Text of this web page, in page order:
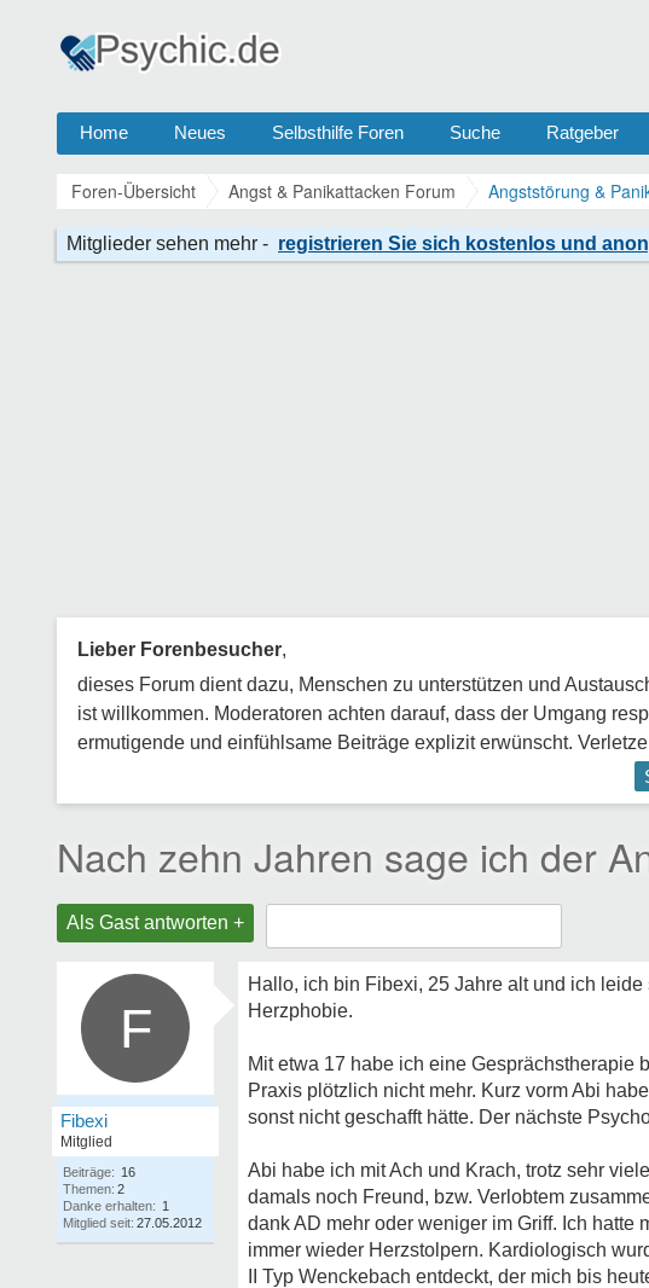
Home Neues Selbsthilfe Foren Suche Ratgeber
Foren-Übersicht Angst & Panikattacken Forum Angststörung &
Lieber Forenbesucher,
dieses Forum dient dazu, Menschen zu unterstützen und
ist willkommen. Moderatoren achten darauf, dass der Umgang
ermutigende und einfühlsame Beiträge explizit erwünscht.
Nach zehn Jahren sage ich der
Als Gast antworten +
F
Fibexi
Mitglied
Beiträge: 16
Themen: 2
Danke erhalten: 1
Mitglied seit: 27.05.2012
Hallo, ich bin Fibexi, 25 Jahre alt und ich
Herzphobie.
Mit etwa 17 habe ich eine Gesprächstherapie
Praxis plötzlich nicht mehr. Kurz vorm Abi
sonst nicht geschafft hätte. Der nächste
Abi habe ich mit Ach und Krach, trotz sehr
damals noch Freund, bzw. Verlobtem
dank AD mehr oder weniger im Griff. Ich
immer wieder Herzstolpern. Kardiologisch
II Typ Wenckebach entdeckt, der mich bis